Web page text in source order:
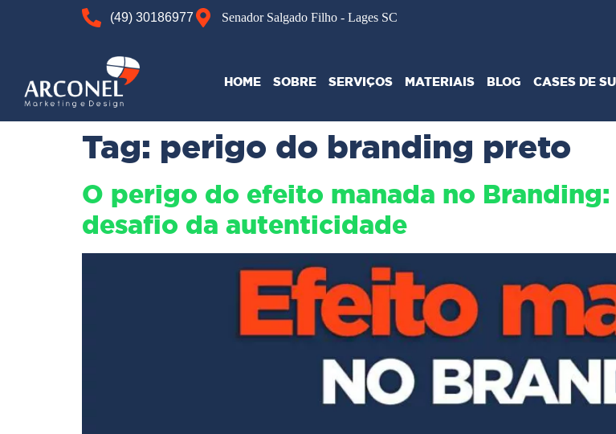
(49) 30186977 Senador Salgado Filho - Lages SC
HOME SOBRE SERVIÇOS MATERIAIS BLOG CASES DE
Tag: perigo do branding preto
O perigo do efeito manada no
desafio da autenticidade